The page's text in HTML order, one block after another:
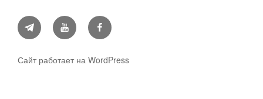
TelegramYouTube Facebook
Сайт работает на WordPress